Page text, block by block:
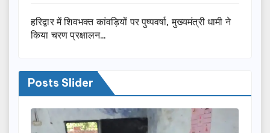
हरिद्वार में शिवभक्त कांवड़ियों पर पुष्पवर्षा, मुख्यमंत्री धामी ने
किया चरण प्रक्षालन…
Posts Slider